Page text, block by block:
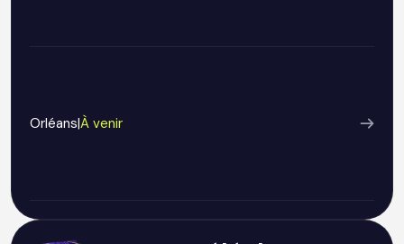
Orléans|À venir